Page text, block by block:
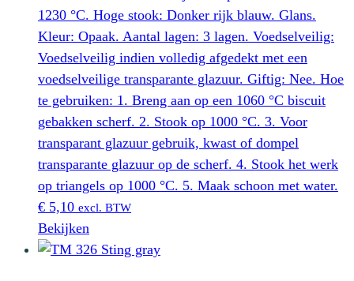
1230 °C. Hoge stook: Donker rijk blauw. Glans.
Kleur: Opaak. Aantal lagen: 3 lagen. Voedselveilig:
Voedselveilig indien volledig afgedekt met een
voedselveilige transparante glazuur. Giftig: Nee. Hoe
te gebruiken: 1. Breng aan op een 1060 °C biscuit
gebakken scherf. 2. Stook op 1000 °C. 3. Voor
transparant glazuur gebruik, kwast of dompel
transparante glazuur op de scherf. 4. Stook het werk
op triangels op 1000 °C. 5. Maak schoon met water.
€ 5,10 excl. BTW
Bekijken